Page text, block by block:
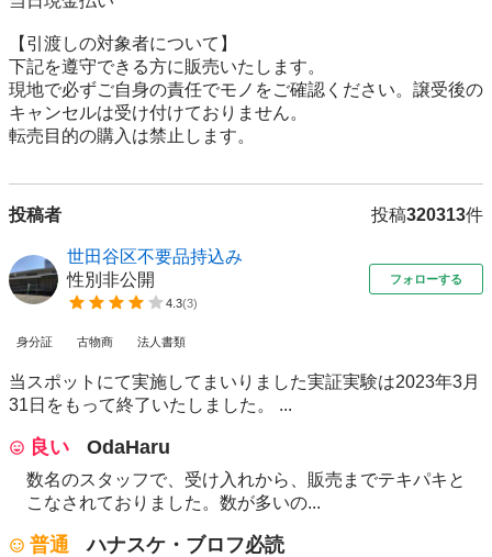
【引渡しの対象者について】
下記を遵守できる⽅に販売いたします。
現地で必ずご⾃⾝の責任でモノをご確認ください。譲受後の
キャンセルは受け付けておりません。
転売⽬的の購⼊は禁⽌します。
投稿者 投稿320313件
世田谷区不要品持込み
性別非公開
4.3(3)
フォローする
身分証 古物商 法人書類
当スポットにて実施してまいりました実証実験は2023年3月
31日をもって終了いたしました。 ...
良い OdaHaru
数名のスタッフで、受け入れから、販売までテキパキと
こなされておりました。数が多いの...
普通 ハナスケ・ブロフ必読